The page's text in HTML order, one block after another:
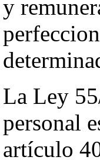
y
La Ley
personal
artículo